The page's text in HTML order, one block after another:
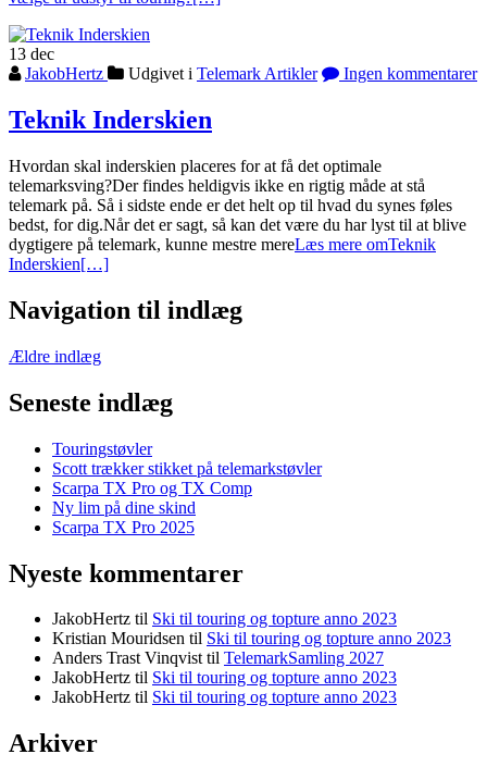
13 dec
JakobHertz
Udgivet i Telemark Artikler Ingen kommentarer
Teknik Inderskien
Hvordan skal inderskien placeres for at få det optimale
telemarksving?Der findes heldigvis ikke en rigtig måde at stå
telemark på. Så i sidste ende er det helt op til hvad du synes føles
bedst, for dig.Når det er sagt, så kan det være du har lyst til at blive
dygtigere på telemark, kunne mestre mereLæs mere omTeknik
Inderskien[…]
Navigation til indlæg
Ældre indlæg
Seneste indlæg
Touringstøvler
Scott trækker stikket på telemarkstøvler
Scarpa TX Pro og TX Comp
Ny lim på dine skind
Scarpa TX Pro 2025
Nyeste kommentarer
JakobHertz til Ski til touring og topture anno 2023
Kristian Mouridsen til Ski til touring og topture anno 2023
Anders Trast Vinqvisttil TelemarkSamling 2027
JakobHertz til Ski til touring og topture anno 2023
JakobHertz til Ski til touring og topture anno 2023
Arkiver